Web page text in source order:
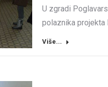
U zgradi
polaznika projekta
Više...